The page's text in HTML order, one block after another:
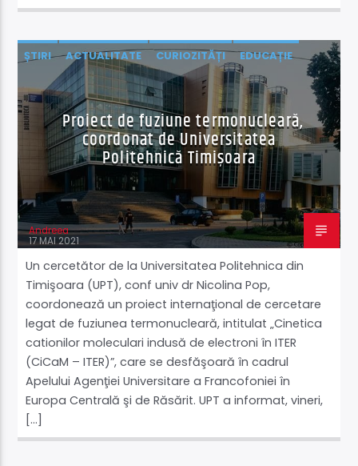
ȘTIRI ACTUALITATE CURIOZITĂȚI
EDUCAȚIE
ȘTIINȚĂ ŞI TEHNOLOGIE
Proiect de fuziune termonucleară,
coordonat de Universitatea
Politehnică Timișoara
Andreea
17 MAI 2021
Un cercetător de la Universitatea Politehnica din
Timişoara (UPT), conf univ dr Nicolina Pop,
coordonează un proiect internaţional de cercetare
legat de fuziunea termonucleară, intitulat „Cinetica
cationilor moleculari indusă de electroni în ITER
(CiCaM – ITER)”, care se desfăşoară în cadrul
Apelului Agenţiei Universitare a Francofoniei în
Europa Centrală şi de Răsărit. UPT a informat, vineri,
[…]